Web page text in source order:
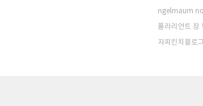
ngelmaum
폴라리언트 장
자피킨치블로